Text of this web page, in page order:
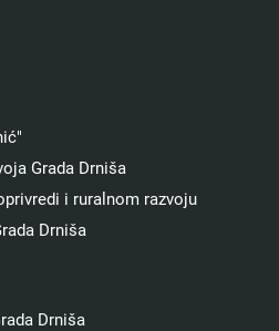
Grada Drniša
i ruralnom razvoju
Drniša
Drniša